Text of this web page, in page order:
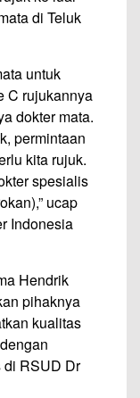
di Teluk
untuk
C rujukannya
dokter mata.
permintaan
kita rujuk.
spesialis
ucap
Indonesia
Hendrik
pihaknya
kualitas
di RSUD Dr